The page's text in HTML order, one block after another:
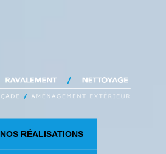
RÉALISATIONS